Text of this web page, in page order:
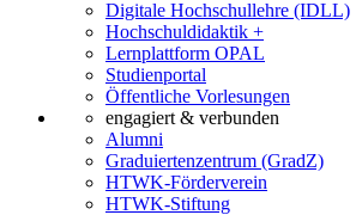
Digitale Hochschullehre (IDLL)
Hochschuldidaktik +
Lernplattform OPAL
Studienportal
Öffentliche Vorlesungen
engagiert & verbunden
Alumni
Graduiertenzentrum (GradZ)
HTWK-Förderverein
HTWK-Stiftung